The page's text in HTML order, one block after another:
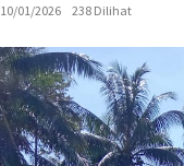
10/01/2026
238 Dilihat